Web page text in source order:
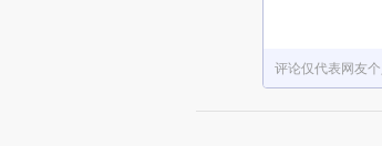
评论仅代表网友